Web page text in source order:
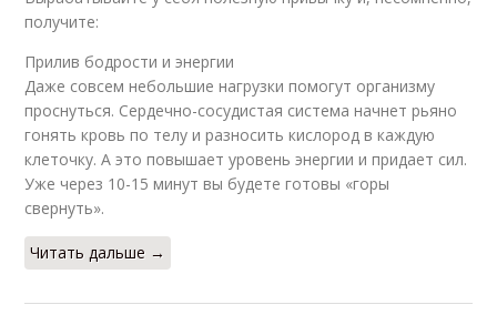
получите:
Прилив бодрости и энергии
Даже совсем небольшие нагрузки помогут организму
проснуться. Сердечно-сосудистая система начнет рьяно
гонять кровь по телу и разносить кислород в каждую
клеточку. А это повышает уровень энергии и придает сил.
Уже через 10-15 минут вы будете готовы «горы
свернуть».
Читать дальше →